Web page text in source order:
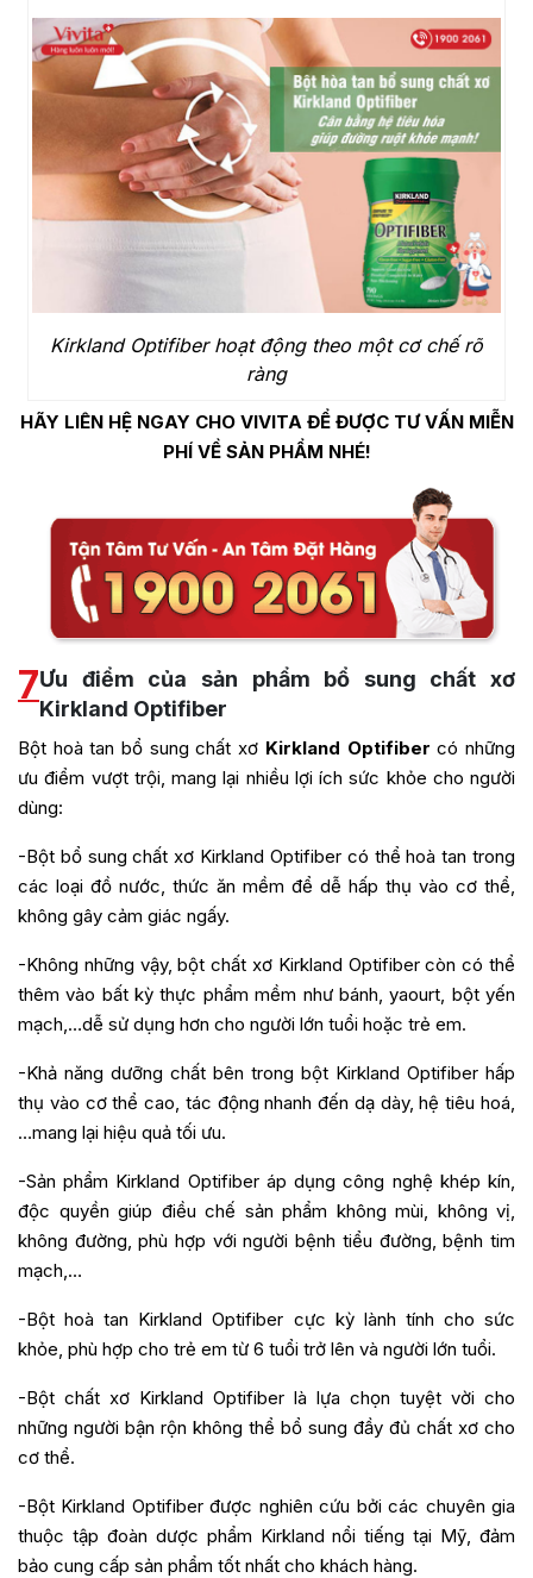
Kirkland Optifiber hoạt động theo một cơ chế rõ
ràng
HÃY LIÊN HỆ NGAY CHO VIVITA ĐỂ ĐƯỢC TƯ VẤN MIỄN
PHÍ VỀ SẢN PHẨM NHÉ!
7Ưu điểm của sản phẩm bổ sung chất xơ
Kirkland Optifiber
Bột hoà tan bổ sung chất xơ Kirkland Optifiber có những
ưu điểm vượt trội, mang lại nhiều lợi ích sức khỏe cho người
dùng:
-Bột bổ sung chất xơ Kirkland Optifiber có thể hoà tan trong
các loại đồ nước, thức ăn mềm để dễ hấp thụ vào cơ thể,
không gây cảm giác ngấy.
-Không những vậy, bột chất xơ Kirkland Optifiber còn có thể
thêm vào bất kỳ thực phẩm mềm như bánh, yaourt, bột yến
mạch,…dễ sử dụng hơn cho người lớn tuổi hoặc trẻ em.
-Khả năng dưỡng chất bên trong bột Kirkland Optifiber hấp
thụ vào cơ thể cao, tác động nhanh đến dạ dày, hệ tiêu hoá,
…mang lại hiệu quả tối ưu.
-Sản phẩm Kirkland Optifiber áp dụng công nghệ khép kín,
độc quyền giúp điều chế sản phẩm không mùi, không vị,
không đường, phù hợp với người bệnh tiểu đường, bệnh tim
mạch,…
-Bột hoà tan Kirkland Optifiber cực kỳ lành tính cho sức
khỏe, phù hợp cho trẻ em từ 6 tuổi trở lên và người lớn tuổi.
-Bột chất xơ Kirkland Optifiber là lựa chọn tuyệt vời cho
những người bận rộn không thể bổ sung đầy đủ chất xơ cho
cơ thể.
-Bột Kirkland Optifiber được nghiên cứu bởi các chuyên gia
thuộc tập đoàn dược phẩm Kirkland nổi tiếng tại Mỹ, đảm
bảo cung cấp sản phẩm tốt nhất cho khách hàng.